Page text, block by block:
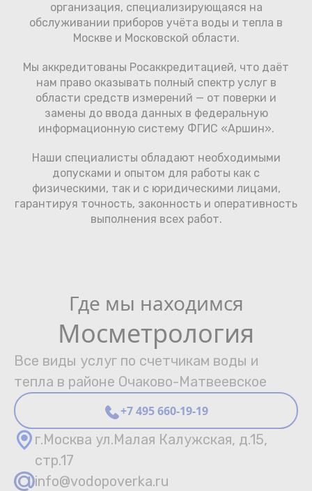
организация, специализирующаяся на
обслуживании приборов учёта воды и тепла в
Москве и Московской области.
Мы аккредитованы Росаккредитацией, что даёт
нам право оказывать полный спектр услуг в
области средств измерений — от поверки и
замены до ввода данных в федеральную
информационную систему ФГИС «Аршин».
Наши специалисты обладают необходимыми
допусками и опытом для работы как с
физическими, так и с юридическими лицами,
гарантируя точность, законность и оперативность
выполнения всех работ.
Где мы находимся
Мосметрология
Все виды услуг по счетчикам воды и
тепла в районе Очаково-Матвеевское
+7 495 660-19-19
г.Москва ул.Малая Калужская, д.15,
стр.17
info@vodopoverka.ru